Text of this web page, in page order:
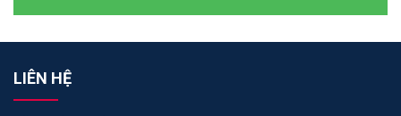
LIÊN HỆ